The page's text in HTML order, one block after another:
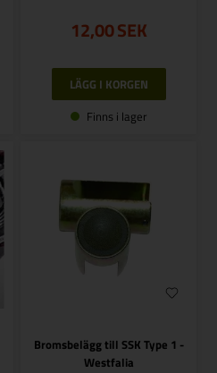
12,00SEK
Finns i lager
Bromsbelägg till SSK Type 1 -
Westfalia